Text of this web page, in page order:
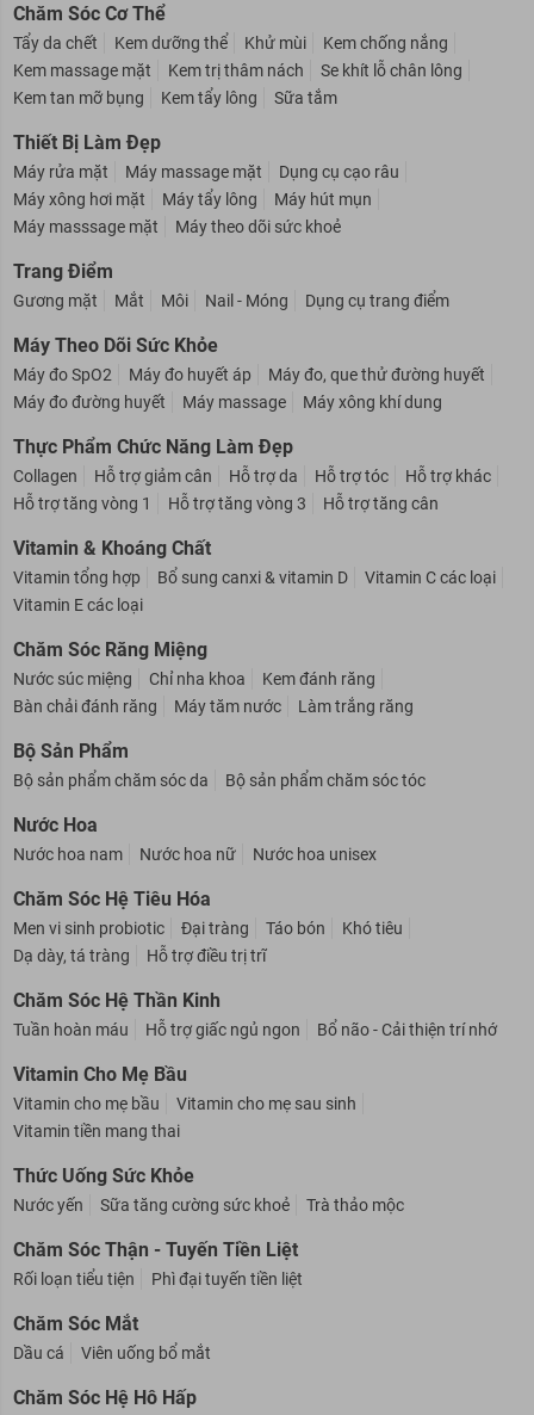
Chăm Sóc Cơ Thể
Tẩy da chết Kem dưỡng thể Khử mùi
Kem chống nắng
Kem massage mặt
Kem trị thâm nách
Se khít lỗ chân lông
Kem tan mỡ bụng
Kem tẩy lông Sữa tắm
Thiết Bị Làm Đẹp
Máy rửa mặt Máy massage mặt
Dụng cụ cạo râu
Máy xông hơi mặt
Máy tẩy lông
Máy hút mụn
Máy masssage mặt
Máy theo dõi sức khoẻ
Trang Điểm
Gương mặt Mắt Môi Nail - Móng Dụng cụ trang điểm
Máy Theo Dõi Sức Khỏe
Máy đo SpO2 Máy đo huyết áp
Máy đo, que thử đường huyết
Máy đo đường huyết
Máy massage Máy xông khí dung
Thực Phẩm Chức Năng Làm Đẹp
Collagen Hỗ trợ giảm cân Hỗ trợ da Hỗ trợ tóc
Hỗ trợ khác
Hỗ trợ tăng vòng 1
Hỗ trợ tăng vòng 3 Hỗ trợ tăng cân
Vitamin & Khoáng Chất
Vitamin tổng hợp Bổ sung canxi & vitamin D
Vitamin C các loại
Vitamin E các loại
Chăm Sóc Răng Miệng
Nước súc miệng Chỉ nha khoa
Kem đánh răng
Bàn chải đánh răng
Máy tăm nước Làm trắng răng
Bộ Sản Phẩm
Bộ sản phẩm chăm sóc da Bộ sản phẩm chăm sóc tóc
Nước Hoa
Nước hoa nam Nước hoa nữ Nước hoa unisex
Chăm Sóc Hệ Tiêu Hóa
Men vi sinh probiotic Đại tràng Táo bón
Khó tiêu
Dạ dày, tá tràng
Hỗ trợ điều trị trĩ
Chăm Sóc Hệ Thần Kinh
Tuần hoàn máu Hỗ trợ giấc ngủ ngon Bổ não - Cải thiện trí nhớ
Vitamin Cho Mẹ Bầu
Vitamin cho mẹ bầu
Vitamin cho mẹ sau sinh
Vitamin tiền mang thai
Thức Uống Sức Khỏe
Nước yến Sữa tăng cường sức khoẻ Trà thảo mộc
Chăm Sóc Thận - Tuyến Tiền Liệt
Rối loạn tiểu tiện Phì đại tuyến tiền liệt
Chăm Sóc Mắt
Dầu cá Viên uống bổ mắt
Chăm Sóc Hệ Hô Hấp